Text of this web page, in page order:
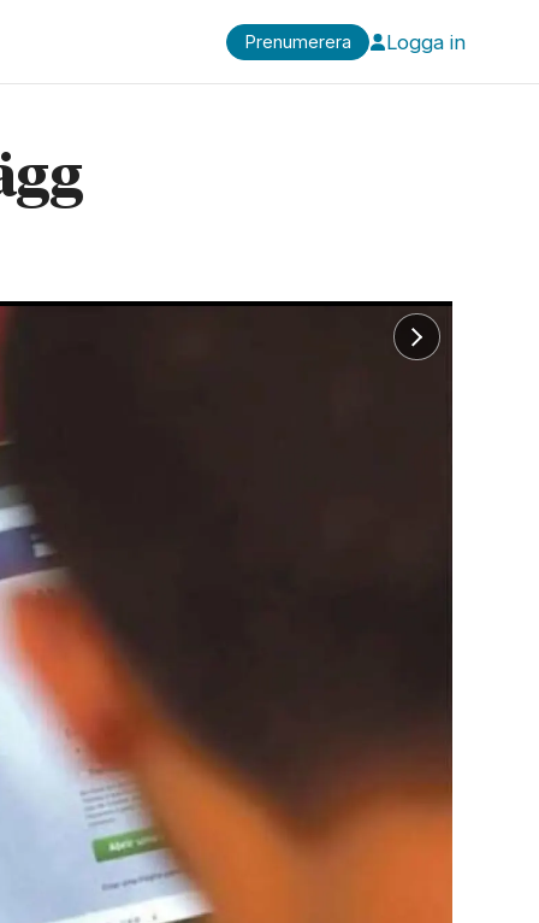
Prenumerera Logga in